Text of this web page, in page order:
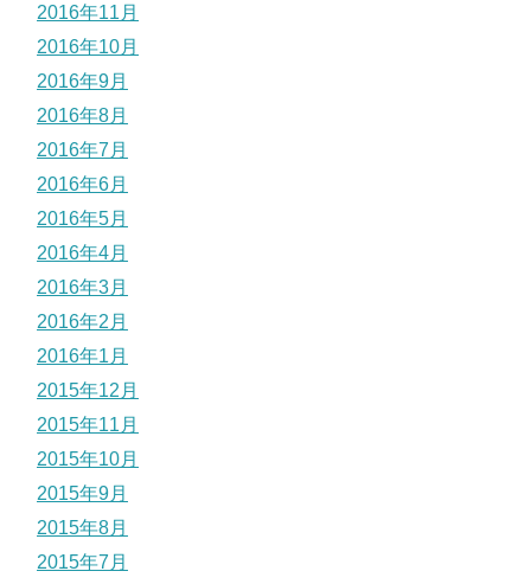
2016年11月
2016年10月
2016年9月
2016年8月
2016年7月
2016年6月
2016年5月
2016年4月
2016年3月
2016年2月
2016年1月
2015年12月
2015年11月
2015年10月
2015年9月
2015年8月
2015年7月